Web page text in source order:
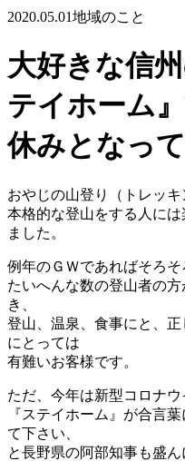
2020.05.01地域のこと
大好きな信
テイホーム
休みとなっ
おやじの山登り（トレッ
本格的な登山をする人に
ました。
例年のＧＷであればそろ
たいへんな数の登山者の
き、
登山、温泉、食事にと、
にとっては
有難いお客様です。
ただ、今年は新型コロナ
『ステイホーム』が合言
て下さい、
と長野県の阿部知事も盛ん